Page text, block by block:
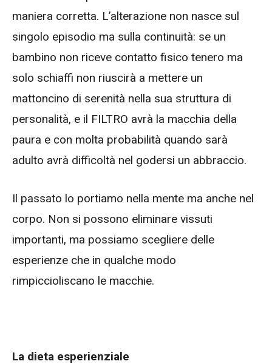
maniera corretta. L’alterazione non nasce sul
singolo episodio ma sulla continuità: se un
bambino non riceve contatto fisico tenero ma
solo schiaffi non riuscirà a mettere un
mattoncino di serenità nella sua struttura di
personalità, e il FILTRO avrà la macchia della
paura e con molta probabilità quando sarà
adulto avrà difficoltà nel godersi un abbraccio.
Il passato lo portiamo nella mente ma anche nel
corpo. Non si possono eliminare vissuti
importanti, ma possiamo scegliere delle
esperienze che in qualche modo
rimpiccioliscano le macchie.
La dieta esperienziale